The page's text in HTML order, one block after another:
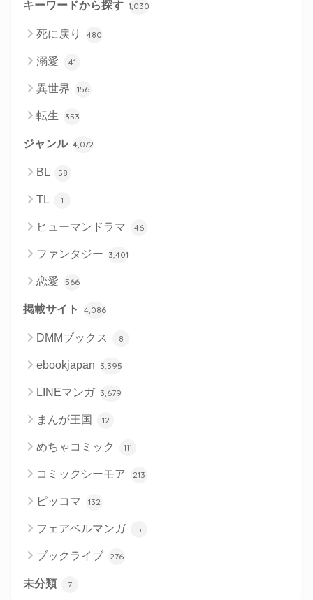
キーワードから探す 1,030
死に戻り 480
溺愛 41
異世界 156
転生 353
ジャンル 4,072
BL 58
TL 1
ヒューマンドラマ 46
ファンタジー 3,401
恋愛 566
掲載サイト 4,086
DMMブックス 8
ebookjapan 3,395
LINEマンガ 3,679
まんが王国 12
めちゃコミック 111
コミックシーモア 213
ピッコマ 132
フェアベルマンガ 5
ブックライブ 276
未分類 7